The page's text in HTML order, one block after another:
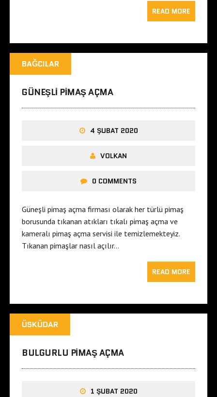
READ MORE
BAĞCILAR
GÜNEŞLI PIMAŞ AÇMA
4 ŞUBAT 2020
VOLKAN
0 COMMENTS
Güneşli pimaş açma firması olarak her türlü pimaş
borusunda tıkanan atıkları tıkalı pimaş açma ve
kameralı pimaş açma servisi ile temizlemekteyiz.
Tıkanan pimaşlar nasıl açılır…
READ MORE
ÜSKÜDAR
BULGURLU PIMAŞ AÇMA
1 ŞUBAT 2020